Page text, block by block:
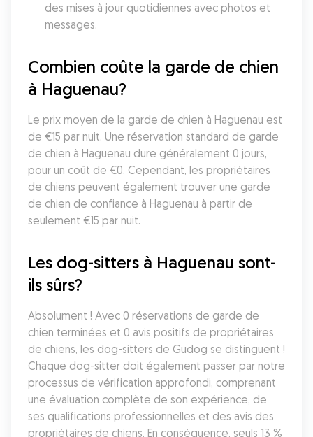
des mises à jour quotidiennes avec photos et
messages.
Combien coûte la garde de chien
à Haguenau?
Le prix moyen de la garde de chien à Haguenau est
de €15 par nuit. Une réservation standard de garde
de chien à Haguenau dure généralement 0 jours,
pour un coût de €0. Cependant, les propriétaires
de chiens peuvent également trouver une garde
de chien de confiance à Haguenau à partir de
seulement €15 par nuit.
Les dog-sitters à Haguenau sont-
ils sûrs?
Absolument ! Avec 0 réservations de garde de
chien terminées et 0 avis positifs de propriétaires
de chiens, les dog-sitters de Gudog se distinguent !
Chaque dog-sitter doit également passer par notre
processus de vérification approfondi, comprenant
une évaluation complète de son expérience, de
ses qualifications professionnelles et des avis des
propriétaires de chiens. En conséquence, seuls 13 %